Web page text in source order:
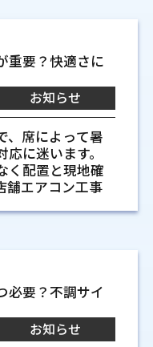
曲がりを少
をつなぐ大切な
り曲がりが増え
え、機種ごと
。まっすぐに近
で無理な曲げが
先を先に決め
ら水が出ます。
水です。排水
水がたまりや
つながる場合が
外機置き場の条
レーン、棚、機
。室外機も、排
い場所では運転
施工前にルート
とが、後の管理
調の盲点
するかを先に考
できない場面が
、作業者の負担
ます。
力や作業精度
談できるか
の弱さが出た場
と安心です。
なく、試運転や
て見ておくと判
認しておきたい
、天井吊形、
物に合わせた
のように人が同
肩や背中に直
ても体が冷えや
風が顔付近に当
くなります。室
席の配置を合わ
発熱する設備
蔵機器、厨房の
口やフィルター
設備と室内機
点です。
を考えるタ
しずつ状態が
なくなる前に、効
の変化を見なが
より弱くなっ
えにくい、暖房
。フィルターの
器では部品の劣
こともありま
重要？快適さに
お知らせ
、席によって暑
に迷います。
く配置と現地確
舗エアコン工事
で配置が快
の能力だけを
所に温度差が出
人の動き、照明の
必要？不調サイ
お知らせ